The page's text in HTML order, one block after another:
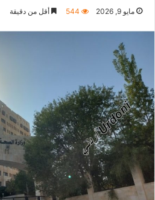
مايو 9, 2026 544 أقل من دقيقة